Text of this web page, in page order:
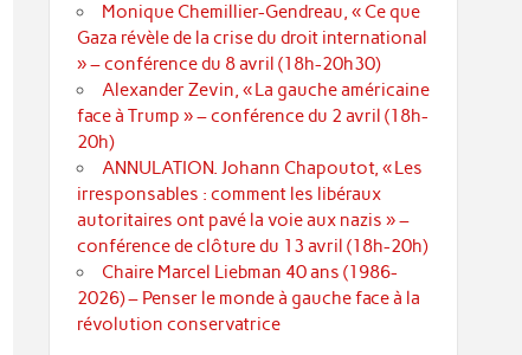
Monique Chemillier-Gendreau, « Ce que
Gaza révèle de la crise du droit international
» – conférence du 8 avril (18h-20h30)
Alexander Zevin, « La gauche américaine
face à Trump » – conférence du 2 avril (18h-
20h)
ANNULATION. Johann Chapoutot, « Les
irresponsables : comment les libéraux
autoritaires ont pavé la voie aux nazis » –
conférence de clôture du 13 avril (18h-20h)
Chaire Marcel Liebman 40 ans (1986-
2026) – Penser le monde à gauche face à la
révolution conservatrice